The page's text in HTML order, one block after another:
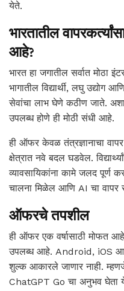
येते.
भारतातील
आहे?
भारत हा जगातील सर्वात मोठा
भागातील विद्यार्थी, लघु उद्योग
सेवांचा लाभ घेणे कठीण जाते.
उपलब्ध होणे ही मोठी संधी आहे.
ही ऑफर केवळ तंत्रज्ञानाचा
क्षेत्रात नवे बदल घडवेल.
व्यावसायिकांना कामे जलद पूर्ण
चालना मिळेल आणि AI चा वापर
ऑफरचे तपशील
ही ऑफर एक वर्षासाठी मोफत आहे.
उपलब्ध आहे. Android, iOS
शुल्क आकारले जाणार नाही.
ChatGPT Go चा अनुभव घेता